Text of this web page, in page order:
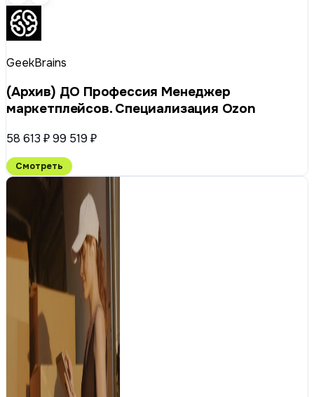
GeekBrains
(Архив) ДО Профессия Менеджер
маркетплейсов. Специализация Ozon
58 613 ₽99 519 ₽
Смотреть